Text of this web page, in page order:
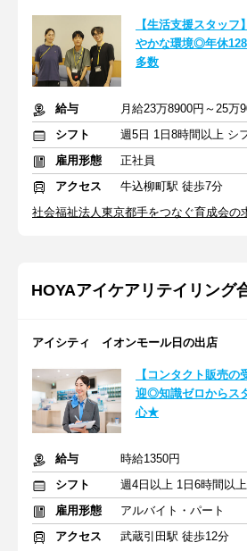
【生活支援スタッ
やかな環境◎年休
多数
給与
シフト
週5日 1日8時間以上 シ
雇用形態
正社員
アクセス
牛込柳町駅 徒歩7分
社会福祉法人東京都手をつなぐ育成会の
HOYAアイケアリテイリング
アイシティ イオンモール日の出店
【コンタクト販売
迎◎知識ゼロからス
心★
給与
時給1350円
シフト
週4日以上 1日6時間以上
雇用形態
アルバイト・パート
アクセス
武蔵引田駅 徒歩12分